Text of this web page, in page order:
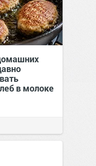
в молоке